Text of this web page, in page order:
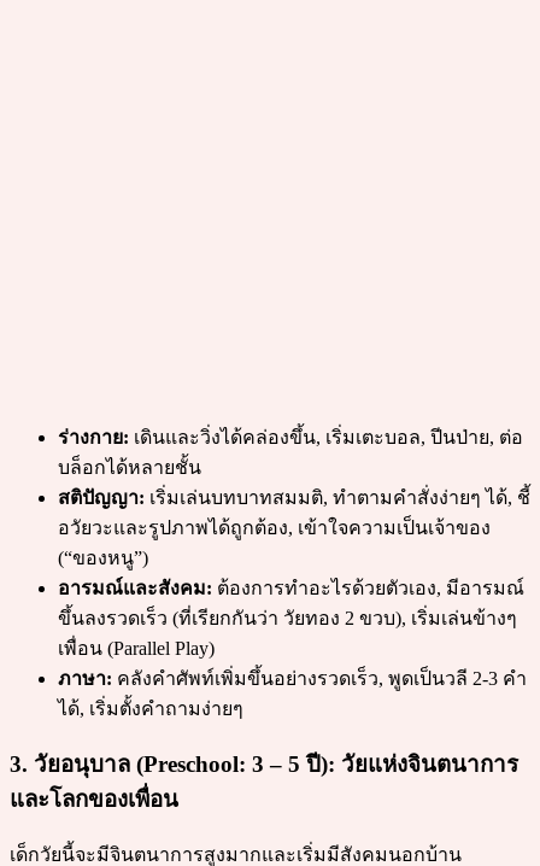
ร่างกาย: เดินและวิ่งได้คล่องขึ้น, เริ่มเตะบอล, ปีนป่าย, ต่อ
บล็อกได้หลายชั้น
สติปัญญา: เริ่มเล่นบทบาทสมมติ, ทำตามคำสั่งง่ายๆ ได้, ชี้
อวัยวะและรูปภาพได้ถูกต้อง, เข้าใจความเป็นเจ้าของ
(“ของหนู”)
อารมณ์และสังคม: ต้องการทำอะไรด้วยตัวเอง, มีอารมณ์
ขึ้นลงรวดเร็ว (ที่เรียกกันว่า วัยทอง 2 ขวบ), เริ่มเล่นข้างๆ
เพื่อน (Parallel Play)
ภาษา: คลังคำศัพท์เพิ่มขึ้นอย่างรวดเร็ว, พูดเป็นวลี 2-3 คำ
ได้, เริ่มตั้งคำถามง่ายๆ
3. วัยอนุบาล (Preschool: 3 – 5 ปี): วัยแห่งจินตนาการ
และโลกของเพื่อน
เด็กวัยนี้จะมีจินตนาการสูงมากและเริ่มมีสังคมนอกบ้าน